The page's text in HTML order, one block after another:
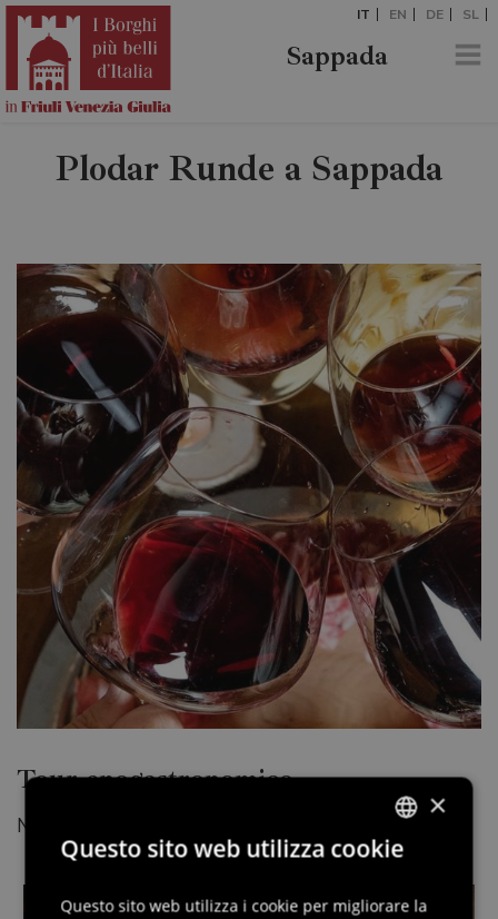
IT EN DE SL
Sappada
Plodar Runde a Sappada
Tour enogastronomico
Nei locali aderenti all'iniziativa
ENGLISH
×
Questo sito web utilizza cookie
Questo sito web utilizza i cookie per migliorare la